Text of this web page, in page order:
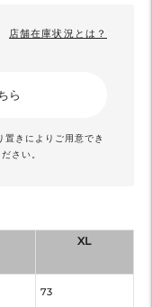
店舗在庫状況とは？
ら
きによりご用意でき
さい。
XL
73